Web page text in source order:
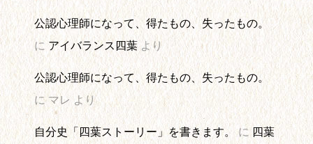
公認心理師になって、得たもの、失ったもの。
に アイバランス四葉 より
公認心理師になって、得たもの、失ったもの。
にマレ より
自分史「四葉ストーリー」を書きます。 に 四葉